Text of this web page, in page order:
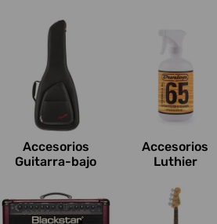
e
Accesorios
Guitarra-bajo
Accesorios
Luthier